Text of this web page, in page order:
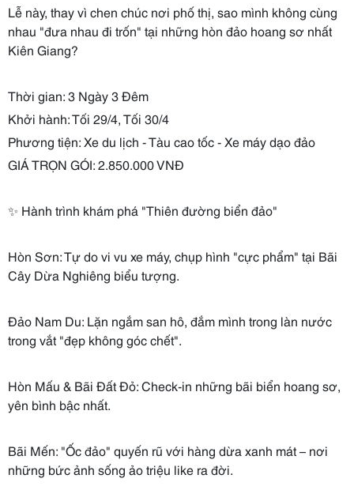
Lễ này, thay vì chen chúc nơi phố thị, sao mình không cùng
nhau "đưa nhau đi trốn" tại những hòn đảo hoang sơ nhất
Kiên Giang?
Thời gian: 3 Ngày 3 Đêm
Khởi hành: Tối 29/4, Tối 30/4
Phương tiện: Xe du lịch - Tàu cao tốc - Xe máy dạo đảo
GIÁ TRỌN GÓI: 2.850.000 VNĐ
✨ Hành trình khám phá "Thiên đường biển đảo"
Hòn Sơn: Tự do vi vu xe máy, chụp hình "cực phẩm" tại Bãi
Cây Dừa Nghiêng biểu tượng.
Đảo Nam Du: Lặn ngắm san hô, đắm mình trong làn nước
trong vắt "đẹp không góc chết".
Hòn Mấu & Bãi Đất Đỏ: Check-in những bãi biển hoang sơ,
yên bình bậc nhất.
Bãi Mến: "Ốc đảo" quyến rũ với hàng dừa xanh mát – nơi
những bức ảnh sống ảo triệu like ra đời.